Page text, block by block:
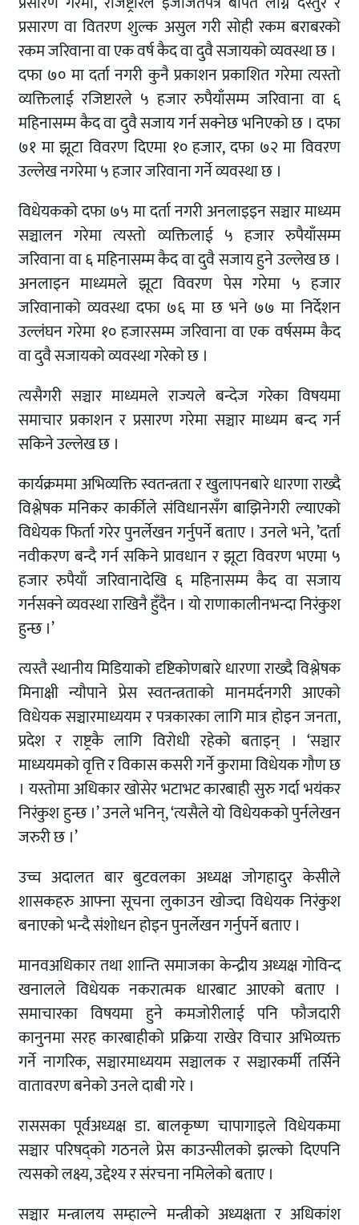
प्रसारण वा वितरण शुल्क असुल गरी सोही रकम बराबरको
रकम जरिवाना वा एक वर्ष कैद वा दुवै सजायको व्यवस्था छ ।
दफा ७० मा दर्ता नगरी कुनै प्रकाशन प्रकाशित गरेमा त्यस्तो
व्यक्तिलाई रजिष्टारले ५ हजार रुपैयाँसम्म जरिवाना वा ६
महिनासम्म कैद वा दुवै सजाय गर्न सक्नेछ भनिएको छ । दफा
७१ मा झूटा विवरण दिएमा १० हजार, दफा ७२ मा विवरण
उल्लेख नगरेमा ५ हजार जरिवाना गर्ने व्यवस्था छ ।
विधेयकको दफा ७५ मा दर्ता नगरी अनलाइइन सञ्चार माध्यम
सञ्चालन गरेमा त्यस्तो व्यक्तिलाई ५ हजार रुपैयाँसम्म
जरिवाना वा ६ महिनासम्म कैद वा दुवै सजाय हुने उल्लेख छ ।
अनलाइन माध्यमले झूटा विवरण पेस गरेमा ५ हजार
जरिवानाको व्यवस्था दफा ७६ मा छ भने ७७ मा निर्देशन
उल्लंघन गरेमा १० हजारसम्म जरिवाना वा एक वर्षसम्म कैद
वा दुवै सजायको व्यवस्था गरेको छ ।
त्यसैगरी सञ्चार माध्यमले राज्यले बन्देज गरेका विषयमा
समाचार प्रकाशन र प्रसारण गरेमा सञ्चार माध्यम बन्द गर्न
सकिने उल्लेख छ ।
कार्यक्रममा अभिव्यक्ति स्वतन्त्रता र खुलापनबारे धारणा राख्दै
विश्लेषक मनिकर कार्कीले संविधानसँग बाझिनेगरी ल्याएको
विधेयक फिर्ता गरेर पुनर्लेखन गर्नुपर्ने बताए । उनले भने, ’दर्ता
नवीकरण बन्दै गर्न सकिने प्रावधान र झूटा विवरण भएमा ५
हजार रुपैयाँ जरिवानादेखि ६ महिनासम्म कैद वा सजाय
गर्नसक्ने व्यवस्था राखिनै हुँदैन । यो राणाकालीनभन्दा निरंकुश
हुन्छ ।’
त्यस्तै स्थानीय मिडियाको दृष्टिकोणबारे धारणा राख्दै विश्लेषक
मिनाक्षी न्यौपाने प्रेस स्वतन्त्रताको मानमर्दनगरी आएको
विधेयक सञ्चारमाध्ययम र पत्रकारका लागि मात्र होइन जनता,
प्रदेश र राष्ट्रकै लागि विरोधी रहेको बताइन् । ‘सञ्चार
माध्ययमको वृत्ति र विकास कसरी गर्ने कुरामा विधेयक गौण छ
। यस्तोमा अधिकार खोसेर भटाभट कारबाही सुरु गर्दा भयंकर
निरंकुश हुन्छ ।’ उनले भनिन्, ‘त्यसैले यो विधेयकको पुर्नलेखन
जरुरी छ ।’
उच्च अदालत बार बुटवलका अध्यक्ष जोगहादुर केसीले
शासकहरु आफ्ना सूचना लुकाउन खोज्दा विधेयक निरंकुश
बनाएको भन्दै संशोधन होइन पुनर्लेखन गर्नुपर्ने बताए ।
मानवअधिकार तथा शान्ति समाजका केन्द्रीय अध्यक्ष गोविन्द
खनालले विधेयक नकरात्मक धारबाट आएको बताए ।
समाचारका विषयमा हुने कमजोरीलाई पनि फौजदारी
कानुनमा सरह कारबाहीको प्रक्रिया राखेर विचार अभिव्यक्त
गर्ने नागरिक, सञ्चारमाध्ययम सञ्चालक र सञ्चारकर्मी तर्सिने
वातावरण बनेको उनले दाबी गरे ।
राससका पूर्वअध्यक्ष डा. बालकृष्ण चापागाइले विधेयकमा
सञ्चार परिषद्को गठनले प्रेस काउन्सीलको झल्को दिएपनि
त्यसको लक्ष्य, उद्देश्य र संरचना नमिलेको बताए ।
सञ्चार मन्त्रालय सम्हाल्ने मन्त्रीको अध्यक्षता र अधिकांश